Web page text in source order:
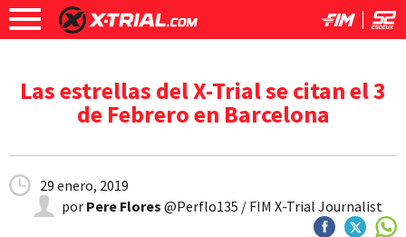
Las estrellas del X-Trial se citan el 3
de Febrero en Barcelona
29 enero, 2019
por Pere Flores @Perflo135 / FIM X-Trial Journalist